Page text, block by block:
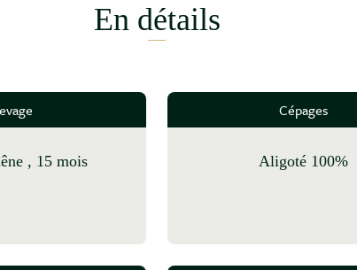
En détails
, 15 mois
Cépages
Aligoté 100%